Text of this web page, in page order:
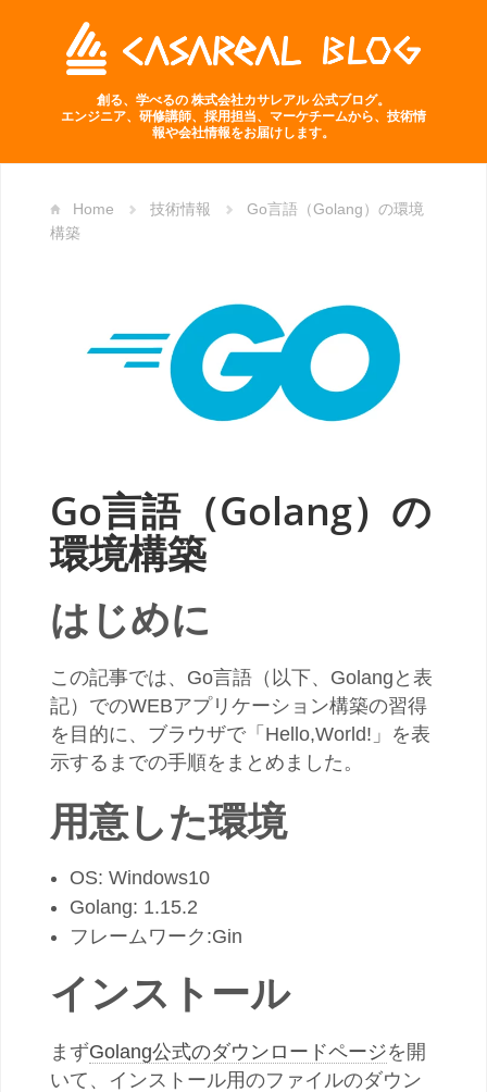
創る、学べるの 株式会社カサレアル 公式ブログ。
エンジニア、研修講師、採用担当、マーケチームから、技術情
報や会社情報をお届けします。
Home 技術情報
Go言語（Golang）の環境
構築
Go言語（Golang）の
環境構築
はじめに
この記事では、Go言語（以下、Golangと表
記）でのWEBアプリケーション構築の習得
を目的に、ブラウザで「Hello,World!」を表
示するまでの手順をまとめました。
用意した環境
OS: Windows10
Golang: 1.15.2
フレームワーク:Gin
インストール
まずGolang公式のダウンロードページを開
いて、インストール用のファイルのダウン